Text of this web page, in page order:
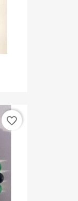
favorite_border